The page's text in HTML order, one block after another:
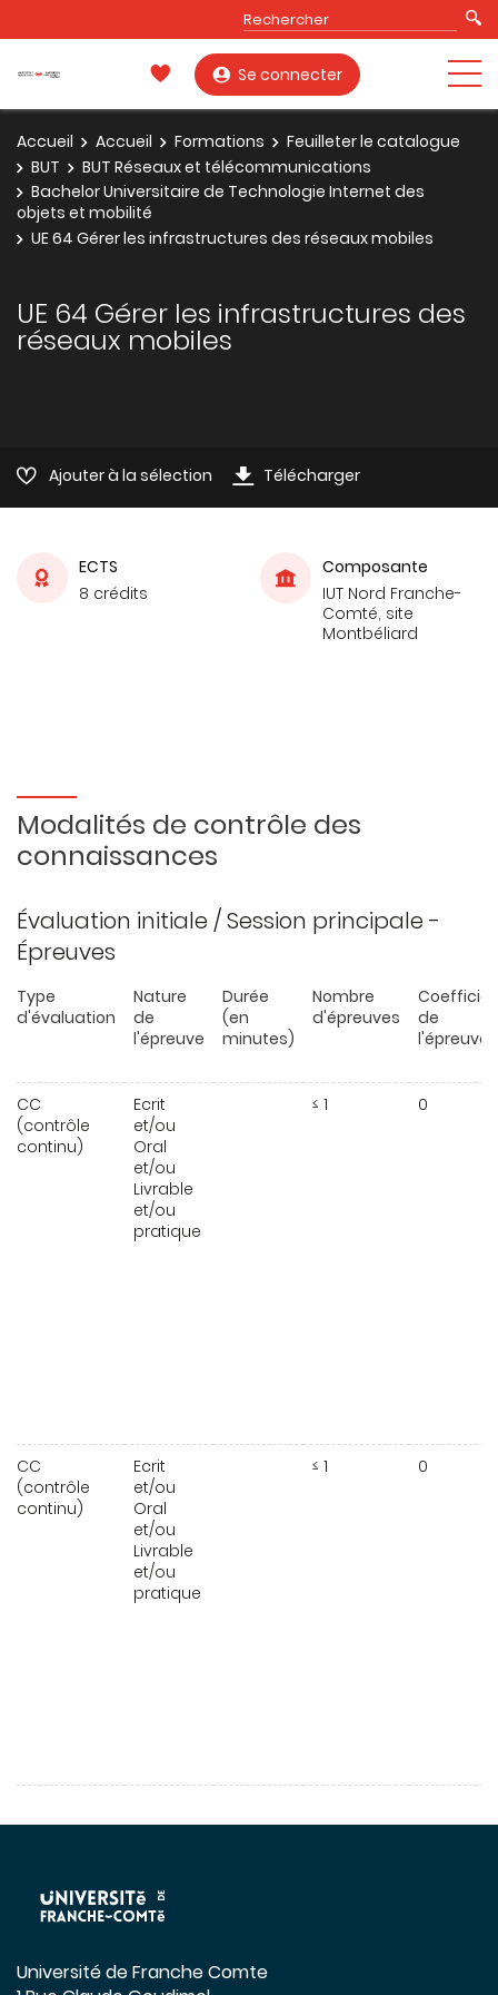
Se connecter
Accueil Accueil Formations
Feuilleter le catalogue
BUT
BUT Réseaux et télécommunications
Bachelor Universitaire de Technologie Internet des
objets et mobilité
UE 64 Gérer les infrastructures des réseaux mobiles
UE 64 Gérer les infrastructures des
réseaux mobiles
Ajouter à la sélection Télécharger
ECTS
8 crédits
Composante
IUT Nord Franche-
Comté, site
Montbéliard
Modalités de contrôle des
connaissances
Évaluation initiale / Session principale -
Épreuves
Type
d'évaluation
Nature
de
l'épreuve
Durée
(en
minutes)
Nombre
d'épreuves
de
l'épreuve
CC
(contrôle
continu)
Ecrit
et/ou
Oral
et/ou
Livrable
et/ou
pratique
≤ 1 0
CC
(contrôle
continu)
Ecrit
et/ou
Oral
et/ou
Livrable
et/ou
pratique
≤ 1 0
Université de Franche Comte